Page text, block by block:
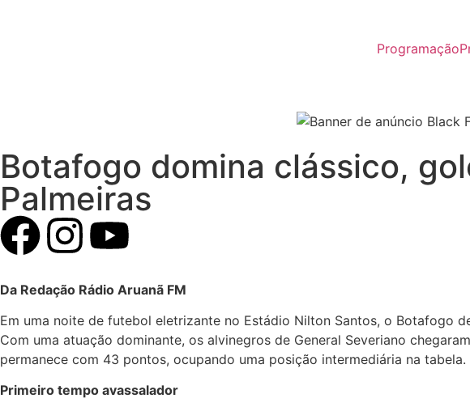
Programação
Botafogo domina clássico,
Palmeiras
Da Redação Rádio Aruanã FM
Em uma noite de futebol eletrizante no Estádio Nilton Santos, o Botafogo
Com uma atuação dominante, os alvinegros de General Severiano
permanece com 43 pontos, ocupando uma posição intermediária na tabela.
Primeiro tempo avassalador